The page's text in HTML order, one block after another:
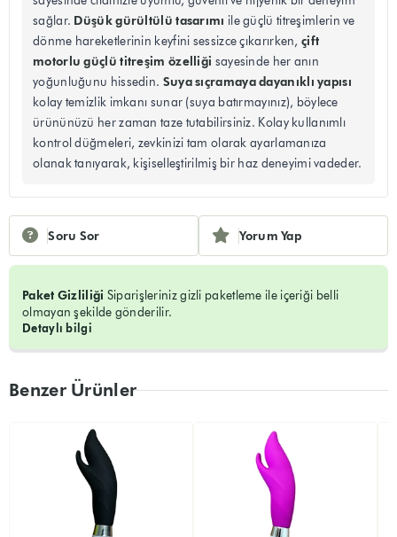
Soru Sor Yorum Yap
Paket Gizliliği Siparişleriniz gizli paketleme ile içeriği belli
olmayan şekilde gönderilir.
Detaylı bilgi
sağlar. Düşük gürültülü tasarımı ile güçlü titreşimlerin ve
dönme hareketlerinin keyfini sessizce çıkarırken, çift
motorlu güçlü titreşim özelliği sayesinde her anın
yoğunluğunu hissedin. Suya sıçramaya dayanıklı yapısı
kolay temizlik imkanı sunar (suya batırmayınız), böylece
ürününüzü her zaman taze tutabilirsiniz. Kolay kullanımlı
kontrol düğmeleri, zevkinizi tam olarak ayarlamanıza
olanak tanıyarak, kişiselleştirilmiş bir haz deneyimi vadeder.
Benzer Ürünler